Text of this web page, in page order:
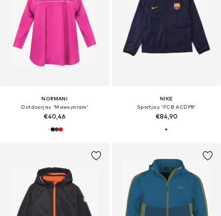
NORMANI
Outdoorjas 'Mawsynram'
€40,46
NIKE
Sportjas 'FCB ACDPR'
€84,90